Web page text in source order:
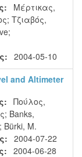
Μέρτικας,
; Τζιαβός,
;
2004-05-10
and Altimeter
Πούλος,
; Banks,
; Bürki, M.
2004-07-22
2004-06-28